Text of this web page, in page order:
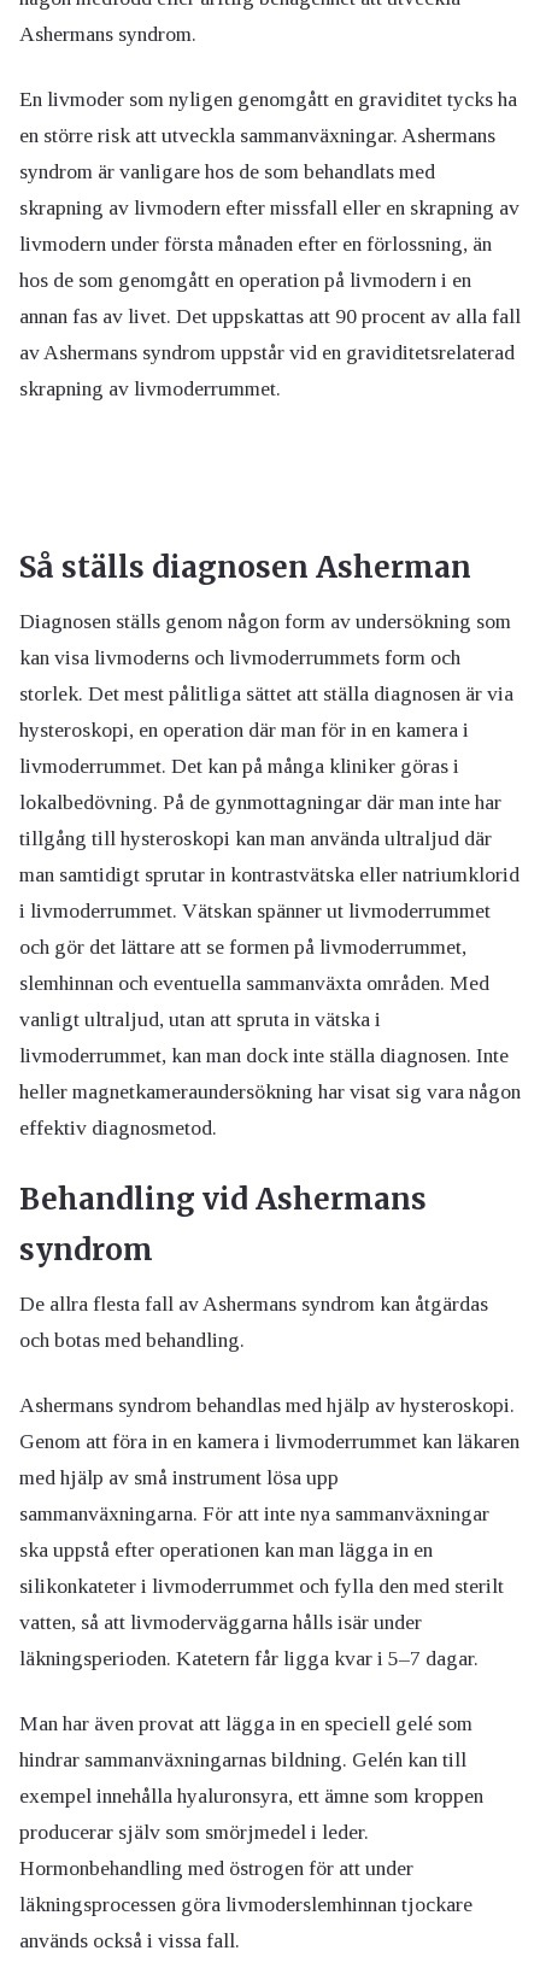
Ashermans syndrom.
En livmoder som nyligen genomgått en graviditet tycks ha
en större risk att utveckla sammanväxningar. Ashermans
syndrom är vanligare hos de som behandlats med
skrapning av livmodern efter missfall eller en skrapning av
livmodern under första månaden efter en förlossning, än
hos de som genomgått en operation på livmodern i en
annan fas av livet. Det uppskattas att 90 procent av alla fall
av Ashermans syndrom uppstår vid en graviditetsrelaterad
skrapning av livmoderrummet.
Så ställs diagnosen Asherman
Diagnosen ställs genom någon form av undersökning som
kan visa livmoderns och livmoderrummets form och
storlek. Det mest pålitliga sättet att ställa diagnosen är via
hysteroskopi, en operation där man för in en kamera i
livmoderrummet. Det kan på många kliniker göras i
lokalbedövning. På de gynmottagningar där man inte har
tillgång till hysteroskopi kan man använda ultraljud där
man samtidigt sprutar in kontrastvätska eller natriumklorid
i livmoderrummet. Vätskan spänner ut livmoderrummet
och gör det lättare att se formen på livmoderrummet,
slemhinnan och eventuella sammanväxta områden. Med
vanligt ultraljud, utan att spruta in vätska i
livmoderrummet, kan man dock inte ställa diagnosen. Inte
heller magnetkameraundersökning har visat sig vara någon
effektiv diagnosmetod.
Behandling vid Ashermans
syndrom
De allra flesta fall av Ashermans syndrom kan åtgärdas
och botas med behandling.
Ashermans syndrom behandlas med hjälp av hysteroskopi.
Genom att föra in en kamera i livmoderrummet kan läkaren
med hjälp av små instrument lösa upp
sammanväxningarna. För att inte nya sammanväxningar
ska uppstå efter operationen kan man lägga in en
silikonkateter i livmoderrummet och fylla den med sterilt
vatten, så att livmoderväggarna hålls isär under
läkningsperioden. Katetern får ligga kvar i 5–7 dagar.
Man har även provat att lägga in en speciell gelé som
hindrar sammanväxningarnas bildning. Gelén kan till
exempel innehålla hyaluronsyra, ett ämne som kroppen
producerar själv som smörjmedel i leder.
Hormonbehandling med östrogen för att under
läkningsprocessen göra livmoderslemhinnan tjockare
används också i vissa fall.